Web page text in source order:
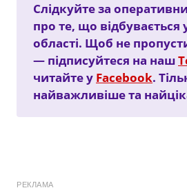
Слідкуйте за
про те, що відбувається
області. Щоб не
— підписуйтеся на наш
читайте у Facebook.
найважливіше та
РЕКЛАМА